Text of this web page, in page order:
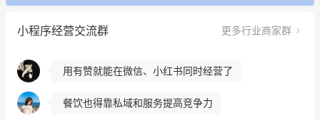
小程序经营交流群 更多行业商家群
冰墩墩货源充足需要的联系我
这个营销策划案例推荐大家看一下
用有赞就能在微信、小红书同时经营了
餐饮也得靠私域和服务提高竞争力